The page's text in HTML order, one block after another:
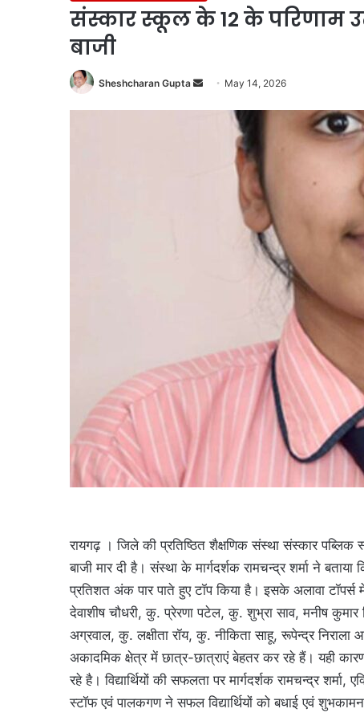
संस्कार स्कूल के 12 के परिणाम
बाजी
Sheshcharan Gupta
Send May 14, 2026
रायगढ़ । जिले की प्रतिष्ठित शैक्षणिक संस्था संस्कार
बाजी मार दी है। संस्था के मार्गदर्शक रामचन्द्र शर्मा ने
प्रतिशत अंक पार पाते हुए टॉप किया है। इसके अलावा
देवाशीष चौधरी, कु. प्रेरणा पटेल, कु. शुभ्रा साव, मनीष
अग्रवाल, कु. लक्षीता रॉय, कु. नीकिता साहू, रूपेन्द्र निराला
अकादमिक क्षेत्र में छात्र-छात्राएं बेहतर कर रहे हैं। यही कारण
रहे है। विद्यार्थियों की सफलता पर मार्गदर्शक रामचन्द्र शर्मा,
स्टॉफ एवं पालकगण ने सफल विद्यार्थियों को बधाई एवं